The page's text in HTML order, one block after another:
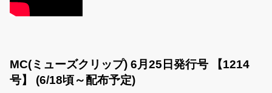
MC(ミューズクリップ) 6月25日発行号 【1214
号】 (6/18頃～配布予定)